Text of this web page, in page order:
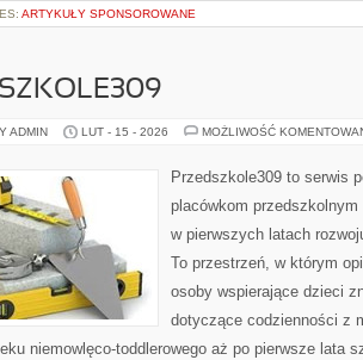
ARTYKUŁY SPONSOROWANE
ADMIN LUT - 15 - 2026 MOŻLIWOŚĆ
Przedszkole309 to serwis
placówkom
w pierwszych latach
To przestrzeń, w którym
osoby wspierające dzieci
dotyczące codzienności z
niemowlęco-toddlerowego aż po pierwsze lata